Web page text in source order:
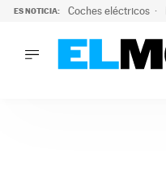
ES NOTICIA: Coches eléctricos